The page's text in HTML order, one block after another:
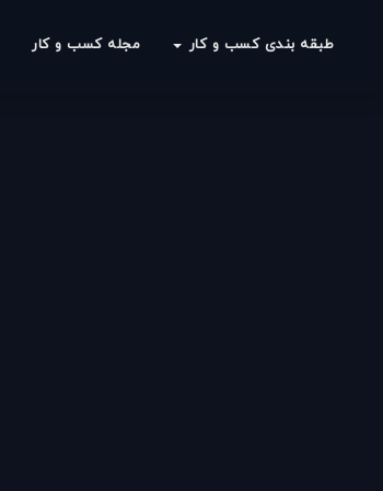
طبقه بندی کسب و کار مجله کسب و کار